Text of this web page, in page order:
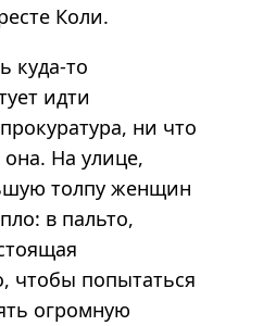
Коли.
куда-то
идти
ни что
она. На улице,
толпу женщин
в пальто,
чтобы попытаться
огромную